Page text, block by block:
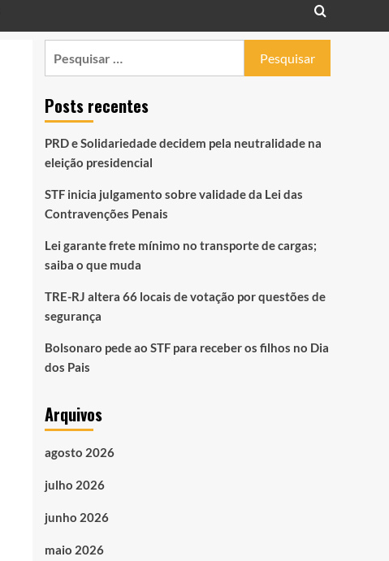
Posts recentes
PRD e Solidariedade decidem pela neutralidade na
eleição presidencial
STF inicia julgamento sobre validade da Lei das
Contravenções Penais
Lei garante frete mínimo no transporte de cargas;
saiba o que muda
TRE-RJ altera 66 locais de votação por questões de
segurança
Bolsonaro pede ao STF para receber os filhos no Dia
dos Pais
Arquivos
agosto 2026
julho 2026
junho 2026
maio 2026